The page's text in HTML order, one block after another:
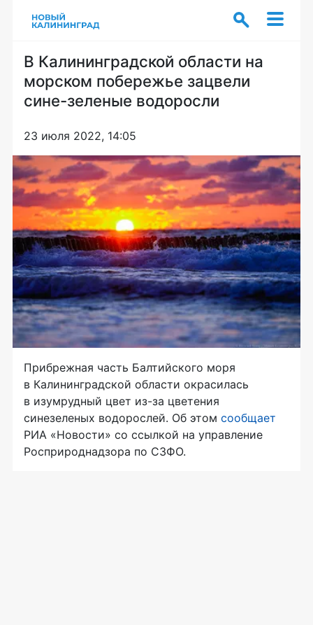
В Калининградской области на
морском побережье зацвели
сине-зеленые водоросли
23 июля 2022, 14:05
​​Прибрежная часть Балтийского моря
в Калининградской области окрасилась
в изумрудный цвет из-за цветения
синезеленых водорослей. Об этом сообщает
РИА «Новости» со ссылкой на управление
Росприроднадзора по СЗФО.